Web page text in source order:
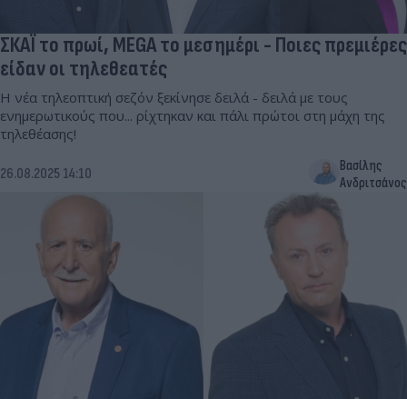
ΣΚΑΪ το πρωί, MEGA το μεσημέρι - Ποιες πρεμιέρες
είδαν οι τηλεθεατές
Η νέα τηλεοπτική σεζόν ξεκίνησε δειλά - δειλά με τους
ενημερωτικούς που... ρίχτηκαν και πάλι πρώτοι στη μάχη της
τηλεθέασης!
26.08.2025 14:10
Βασίλης
Ανδριτσάνος